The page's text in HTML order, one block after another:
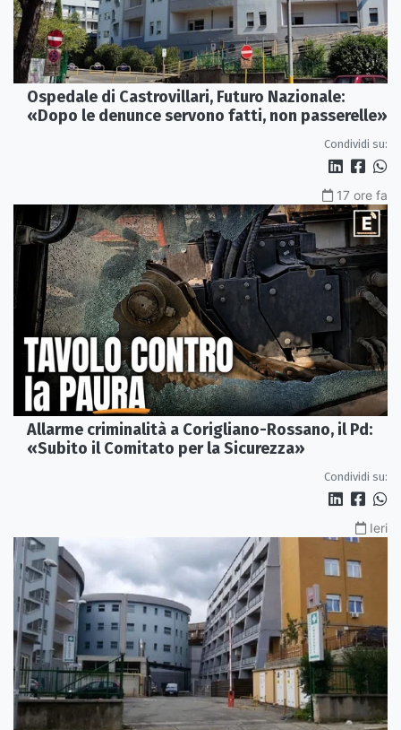
Ospedale di Castrovillari, Futuro Nazionale:
«Dopo le denunce servono fatti, non passerelle»
Condividi su:
17 ore fa
Allarme criminalità a Corigliano-Rossano, il Pd:
«Subito il Comitato per la Sicurezza»
Condividi su:
Ieri